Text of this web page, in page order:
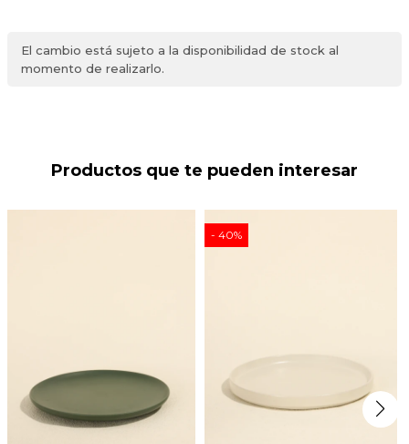
El cambio está sujeto a la disponibilidad de stock al
momento de realizarlo.
Productos que te pueden interesar
40